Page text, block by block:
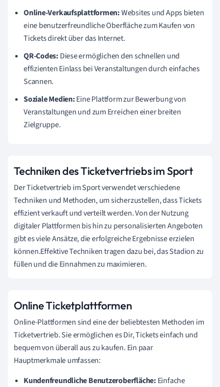
Online-Verkaufsplattformen:Websites und Apps bieten
eine benutzerfreundliche Oberfläche zum Kaufen von
Tickets direkt über das Internet.
QR-Codes: Diese ermöglichen den schnellen und
effizienten Einlass bei Veranstaltungen durch einfaches
Scannen.
Soziale Medien:Eine Plattform zur Bewerbung von
Veranstaltungen und zum Erreichen einer breiten
Zielgruppe.
Techniken des Ticketvertriebs im Sport
Der Ticketvertrieb im Sport verwendet verschiedene
Techniken und Methoden, um sicherzustellen, dass Tickets
effizient verkauft und verteilt werden. Von der Nutzung
digitaler Plattformen bis hin zu personalisierten Angeboten
gibt es viele Ansätze, die erfolgreiche Ergebnisse erzielen
können.Effektive Techniken tragen dazu bei, das Stadion zu
füllen und die Einnahmen zu maximieren.
Online Ticketplattformen
Online-Plattformen sind eine der beliebtesten Methoden im
Ticketvertrieb. Sie ermöglichen es Dir, Tickets einfach und
bequem von überall aus zu kaufen. Ein paar
Hauptmerkmale umfassen:
Kundenfreundliche Benutzeroberfläche: Einfache